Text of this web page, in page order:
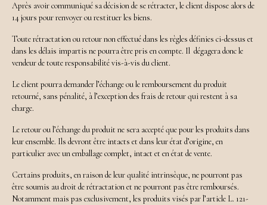
Après avoir communiqué sa décision de se rétracter, le client dispose alors de
14 jours pour renvoyer ou restituer les biens.
Toute rétractation ou retour non effectué dans les règles définies ci-dessus et
dans les délais impartis ne pourra être pris en compte. Il dégagera donc le
vendeur de toute responsabilité vis-à-vis du client.
Le client pourra demander l’échange ou le remboursement du produit
retourné, sans pénalité, à l’exception des frais de retour qui restent à sa
charge.
Le retour ou l’échange du produit ne sera accepté que pour les produits dans
leur ensemble. Ils devront être intacts et dans leur état d’origine, en
particulier avec un emballage complet, intact et en état de vente.
Certains produits, en raison de leur qualité intrinsèque, ne pourront pas
être soumis au droit de rétractation et ne pourront pas être remboursés.
Notamment mais pas exclusivement, les produits visés par l’article L. 121-